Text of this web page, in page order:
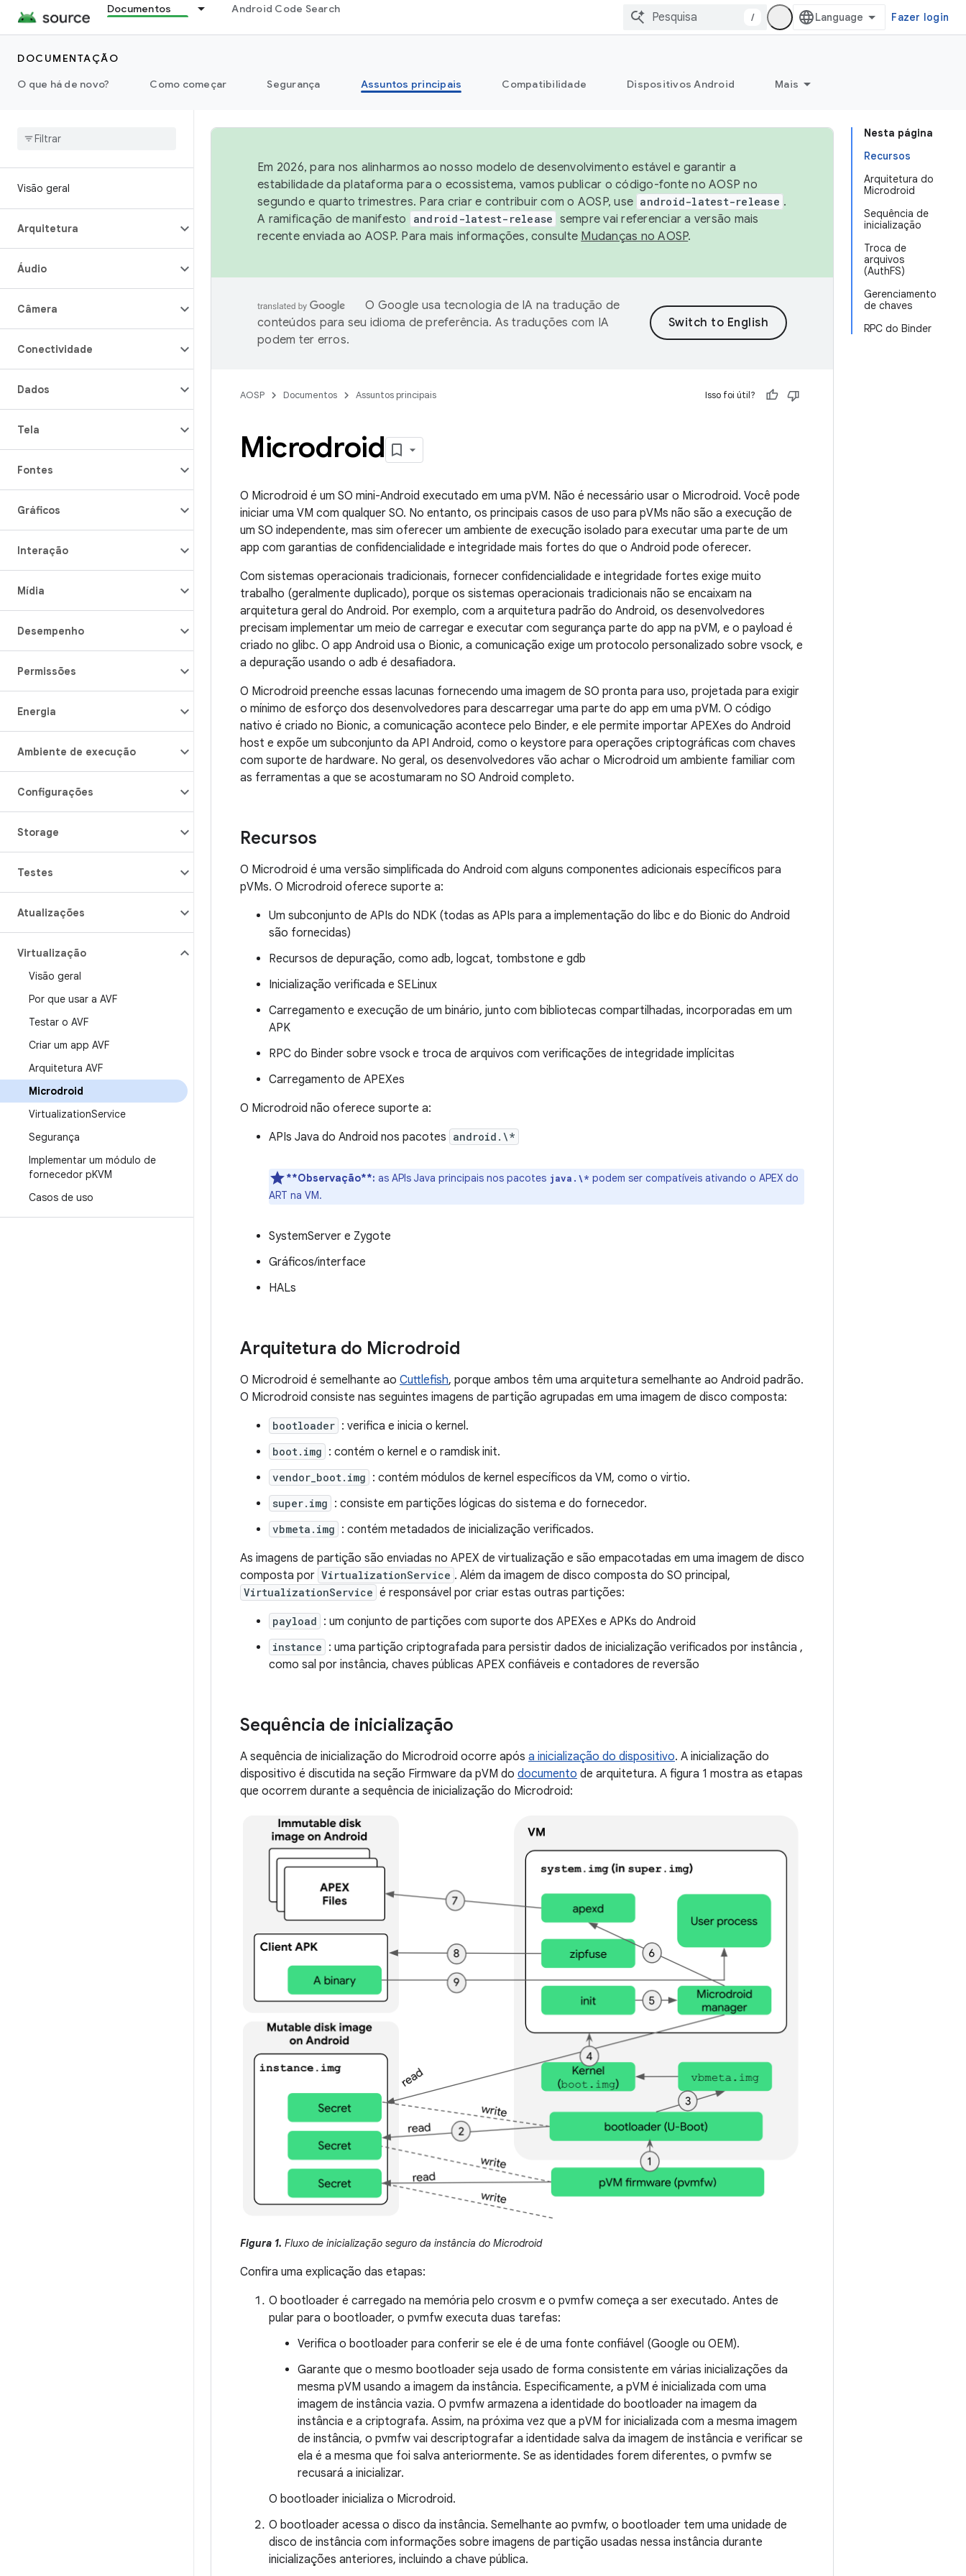
Documentos Android Code Search
/ Fazer login
DOCUMENTAÇÃO
O que há de novo?
Como começar Segurança Assuntos principais Compatibilidade Dispositivos Android Mais
Visão geral
Arquitetura
Áudio
Câmera
Conectividade
Dados
Tela
Fontes
Gráficos
Interação
Mídia
Desempenho
Permissões
Energia
Ambiente de execução
Configurações
Storage
Testes
Atualizações
Virtualização
Visão geral
Por que usar a AVF
Testar o AVF
Criar um app AVF
Arquitetura AVF
Microdroid
VirtualizationService
Segurança
Implementar um módulo de
fornecedor pKVM
Casos de uso
Nesta página
Recursos
Arquitetura do
Microdroid
Sequência de
inicialização
Troca de
arquivos
(AuthFS)
Gerenciamento
de chaves
RPC do Binder
Em 2026, para nos alinharmos ao nosso modelo de desenvolvimento estável e garantir a
estabilidade da plataforma para o ecossistema, vamos publicar o código-fonte no AOSP no
segundo e quarto trimestres. Para criar e contribuir com o AOSP, use android-latest-release .
A ramificação de manifesto
android-latest-release sempre vai referenciar a versão mais
recente enviada ao AOSP. Para mais informações, consulte Mudanças no AOSP.
O Google usa tecnologia de IA na tradução de
conteúdos para seu idioma de preferência. As traduções com IA
podem ter erros.
AOSP Documentos Assuntos principais Isso foi útil?
Microdroid
O Microdroid é um SO mini-Android executado em uma pVM. Não é necessário usar o Microdroid. Você pode
iniciar uma VM com qualquer SO. No entanto, os principais casos de uso para pVMs não são a execução de
um SO independente, mas sim oferecer um ambiente de execução isolado para executar uma parte de um
app com garantias de confidencialidade e integridade mais fortes do que o Android pode oferecer.
Com sistemas operacionais tradicionais, fornecer confidencialidade e integridade fortes exige muito
trabalho (geralmente duplicado), porque os sistemas operacionais tradicionais não se encaixam na
arquitetura geral do Android. Por exemplo, com a arquitetura padrão do Android, os desenvolvedores
precisam implementar um meio de carregar e executar com segurança parte do app na pVM, e o payload é
criado no glibc. O app Android usa o Bionic, a comunicação exige um protocolo personalizado sobre vsock, e
a depuração usando o adb é desafiadora.
O Microdroid preenche essas lacunas fornecendo uma imagem de SO pronta para uso, projetada para exigir
o mínimo de esforço dos desenvolvedores para descarregar uma parte do app em uma pVM. O código
nativo é criado no Bionic, a comunicação acontece pelo Binder, e ele permite importar APEXes do Android
host e expõe um subconjunto da API Android, como o keystore para operações criptográficas com chaves
com suporte de hardware. No geral, os desenvolvedores vão achar o Microdroid um ambiente familiar com
as ferramentas a que se acostumaram no SO Android completo.
Recursos
O Microdroid é uma versão simplificada do Android com alguns componentes adicionais específicos para
pVMs. O Microdroid oferece suporte a:
Um subconjunto de APIs do NDK (todas as APIs para a implementação do libc e do Bionic do Android
são fornecidas)
Recursos de depuração, como adb, logcat, tombstone e gdb
Inicialização verificada e SELinux
Carregamento e execução de um binário, junto com bibliotecas compartilhadas, incorporadas em um
APK
RPC do Binder sobre vsock e troca de arquivos com verificações de integridade implícitas
Carregamento de APEXes
O Microdroid não oferece suporte a:
APIs Java do Android nos pacotes android.\*
**Observação**: as APIs Java principais nos pacotes java.\* podem ser compatíveis ativando o APEX do
ART na VM.
SystemServer e Zygote
Gráficos/interface
HALs
Arquitetura do Microdroid
O Microdroid é semelhante ao Cuttlefish, porque ambos têm uma arquitetura semelhante ao Android padrão.
O Microdroid consiste nas seguintes imagens de partição agrupadas em uma imagem de disco composta:
bootloader : verifica e inicia o kernel.
boot.img : contém o kernel e o ramdisk init.
vendor_boot.img : contém módulos de kernel específicos da VM, como o virtio.
super.img : consiste em partições lógicas do sistema e do fornecedor.
vbmeta.img : contém metadados de inicialização verificados.
As imagens de partição são enviadas no APEX de virtualização e são empacotadas em uma imagem de disco
composta por VirtualizationService . Além da imagem de disco composta do SO principal,
VirtualizationService é responsável por criar estas outras partições:
payload : um conjunto de partições com suporte dos APEXes e APKs do Android
instance : uma partição criptografada para persistir dados de inicialização verificados por instância ,
como sal por instância, chaves públicas APEX confiáveis e contadores de reversão
Sequência de inicialização
A sequência de inicialização do Microdroid ocorre após a inicialização do dispositivo. A inicialização do
dispositivo é discutida na seção Firmware da pVM do documento de arquitetura. A figura 1 mostra as etapas
que ocorrem durante a sequência de inicialização do Microdroid:
Figura 1. Fluxo de inicialização seguro da instância do Microdroid
Confira uma explicação das etapas:
O bootloader é carregado na memória pelo crosvm e o pvmfw começa a ser executado. Antes de
pular para o bootloader, o pvmfw executa duas tarefas:
Verifica o bootloader para conferir se ele é de uma fonte confiável (Google ou OEM).
Garante que o mesmo bootloader seja usado de forma consistente em várias inicializações da
mesma pVM usando a imagem da instância. Especificamente, a pVM é inicializada com uma
imagem de instância vazia. O pvmfw armazena a identidade do bootloader na imagem da
instância e a criptografa. Assim, na próxima vez que a pVM for inicializada com a mesma imagem
de instância, o pvmfw vai descriptografar a identidade salva da imagem de instância e verificar se
ela é a mesma que foi salva anteriormente. Se as identidades forem diferentes, o pvmfw se
recusará a inicializar.
O bootloader inicializa o Microdroid.
O bootloader acessa o disco da instância. Semelhante ao pvmfw, o bootloader tem uma unidade de
disco de instância com informações sobre imagens de partição usadas nessa instância durante
inicializações anteriores, incluindo a chave pública.